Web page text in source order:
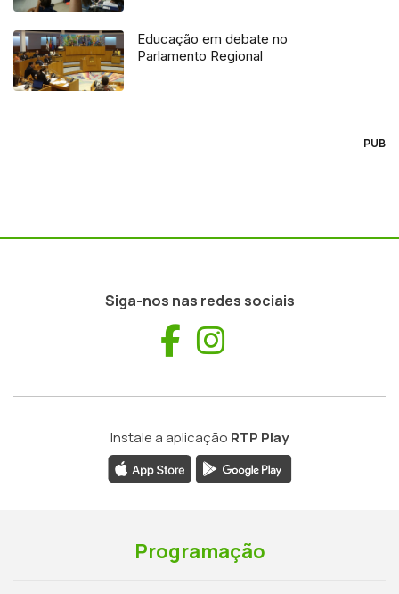
Educação em debate no
Parlamento Regional
PUB
Siga-nos nas redes sociais
Facebook
Instale a aplicação RTP Play
Programação